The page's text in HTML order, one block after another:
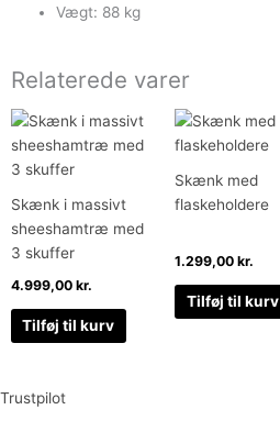
Vægt: 88 kg
Relaterede varer
Skænk i massivt
sheeshamtræ med
3 skuffer
4.999,00 kr.
Tilføj til kurv
Skænk med
flaskeholdere
1.299,00kr.
Tilføj til kurv
Trustpilot